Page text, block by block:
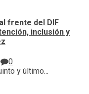
frente del DIF
inclusión y
0
y último...